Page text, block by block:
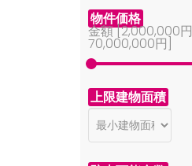
物件価格
金額 [2,000,000円
70,000,000円
上限建物面積